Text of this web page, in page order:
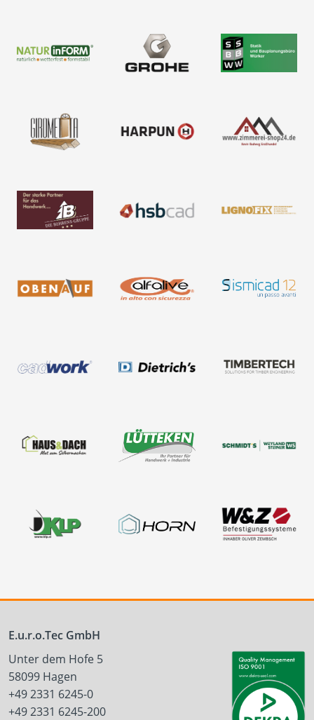
E.u.r.o.Tec GmbH
Unter dem Hofe 5
58099 Hagen
+49 2331 6245-0
+49 2331 6245-200